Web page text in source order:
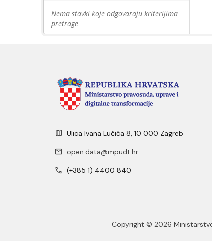
Nema stavki koje odgovaraju kriterijima
pretrage